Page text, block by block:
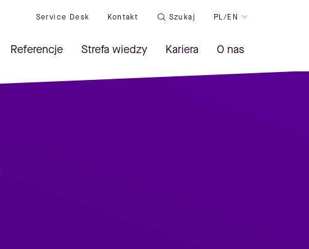
Service Desk Kontakt Szukaj PL/EN
Referencje Strefa wiedzy Kariera O nas